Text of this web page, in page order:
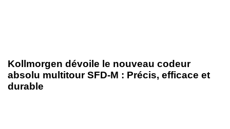
Kollmorgen dévoile le nouveau codeur
absolu multitour SFD-M : Précis, efficace et
durable